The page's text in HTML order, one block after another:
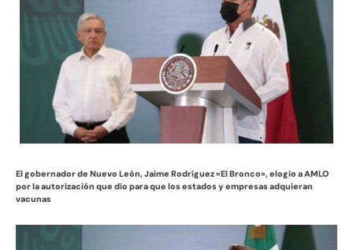
El gobernador de Nuevo León, Jaime Rodríguez «El Bronco», elogio a AMLO
por la autorización que dio para que los estados y empresas adquieran
vacunas